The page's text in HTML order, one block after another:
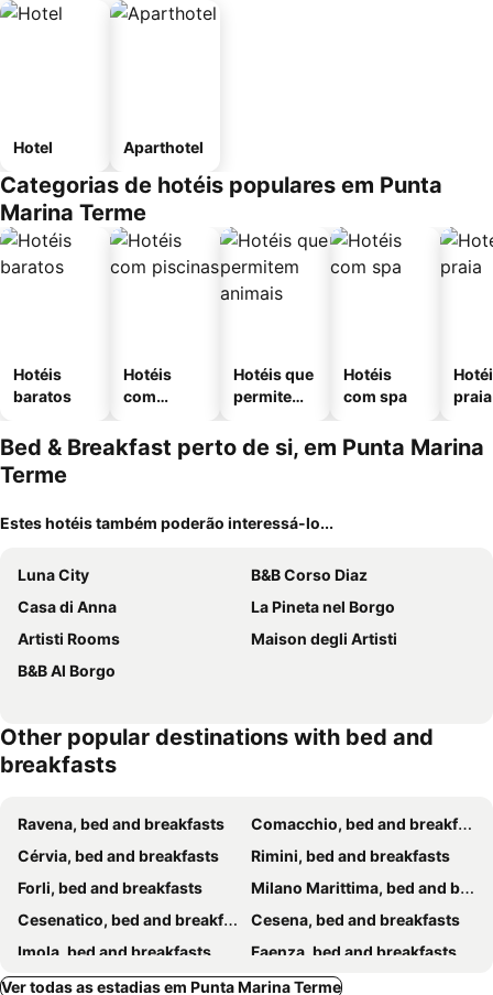
Hotel Aparthotel
Categorias de hotéis populares em Punta
Marina Terme
Hotéis
baratos
Hotéis
com
Hotéis que
permitem
Hotéis
com spa
praia
Bed & Breakfast perto de si, em Punta Marina
Terme
Estes hotéis também poderão interessá-lo...
Luna City
B&B Corso Diaz
Casa di Anna
La Pineta nel Borgo
Artisti Rooms
Maison degli Artisti
B&B Al Borgo
Other popular destinations with bed and
breakfasts
Ravena, bed and breakfasts
Comacchio, bed and breakfasts
Cérvia, bed and breakfasts
Rimini, bed and breakfasts
Forli, bed and breakfasts
Milano Marittima, bed and breakfasts
Cesenatico, bed and breakfasts
Cesena, bed and breakfasts
Imola, bed and breakfasts
Faenza, bed and breakfasts
Bellaria-Igea Marina, bed and breakfasts
Santarcangelo di Romagna, bed and breakfasts
Ver todas as estadias em Punta Marina Terme